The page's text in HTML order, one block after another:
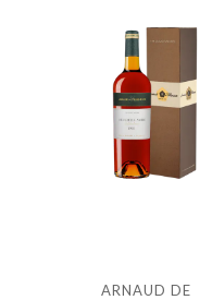
ARNAUD DE